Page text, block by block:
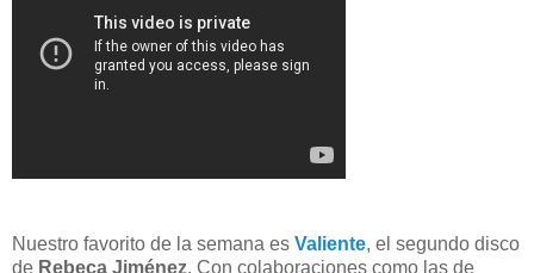
Nuestro favorito de la semana es Valiente, el segundo disco
de Rebeca Jiménez. Con colaboraciones como las de